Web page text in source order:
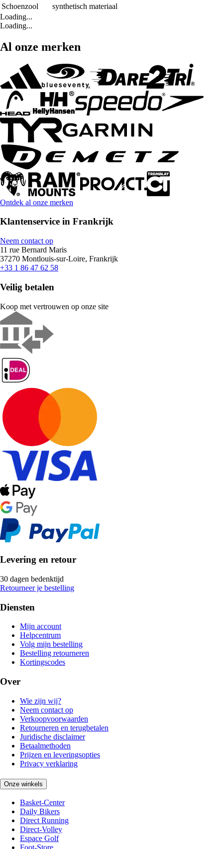
Schoenzool
synthetisch materiaal
Loading...
Loading...
Al onze merken
Ontdek al onze merken
Klantenservice in Frankrijk
Neem contact op
11 rue Bernard Maris
37270 Montlouis-sur-Loire, Frankrijk
+33 1 86 47 62 58
Veilig betalen
Koop met vertrouwen op onze site
Levering en retour
30 dagen bedenktijd
Retourneer je bestelling
Diensten
Mijn account
Helpcentrum
Volg mijn bestelling
Bestelling retourneren
Kortingscodes
Over
Wie zijn wij?
Neem contact op
Verkoopvoorwaarden
Retourneren en terugbetalen
Juridische disclaimer
Betaalmethoden
Prijzen en leveringsopties
Privacy verklaring
Onze winkels
Basket-Center
Daily Bikers
Direct Running
Direct-Volley
Espace Golf